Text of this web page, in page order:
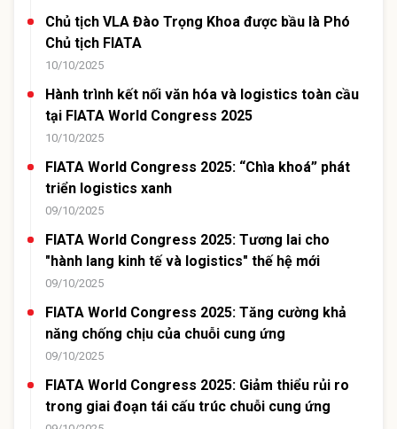
Chủ tịch VLA Đào Trọng Khoa được bầu là Phó
Chủ tịch FIATA
10/10/2025
Hành trình kết nối văn hóa và logistics toàn cầu
tại FIATA World Congress 2025
10/10/2025
FIATA World Congress 2025: “Chìa khoá” phát
triển logistics xanh
09/10/2025
FIATA World Congress 2025: Tương lai cho
"hành lang kinh tế và logistics" thế hệ mới
09/10/2025
FIATA World Congress 2025: Tăng cường khả
năng chống chịu của chuỗi cung ứng
09/10/2025
FIATA World Congress 2025: Giảm thiểu rủi ro
trong giai đoạn tái cấu trúc chuỗi cung ứng